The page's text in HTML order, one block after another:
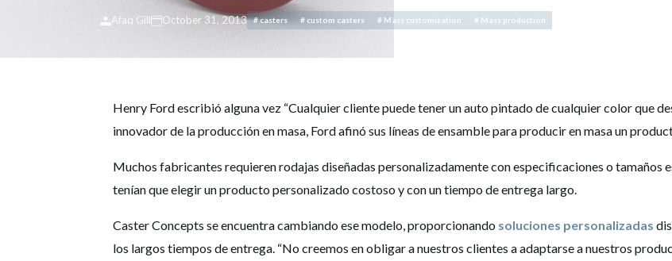
Afaq Gill October 31, 2013 # casters # custom casters # Mass customization # Mass production
Henry Ford escribió alguna vez “Cualquier cliente puede tener un auto pintado de cualquier color que
innovador de la producción en masa, Ford afinó sus líneas de ensamble para producir en masa un
Muchos fabricantes requieren rodajas diseñadas personalizadamente con especificaciones o tamaños
tenían que elegir un producto personalizado costoso y con un tiempo de entrega largo.
Caster Concepts se encuentra cambiando ese modelo, proporcionando soluciones personalizadas
los largos tiempos de entrega. “No creemos en obligar a nuestros clientes a adaptarse a nuestros